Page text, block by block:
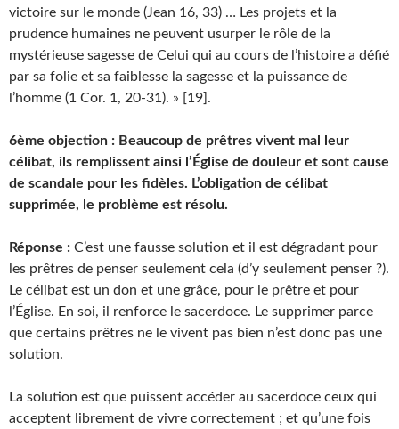
victoire sur le monde (Jean 16, 33) … Les projets et la
prudence humaines ne peuvent usurper le rôle de la
mystérieuse sagesse de Celui qui au cours de l’histoire a défié
par sa folie et sa faiblesse la sagesse et la puissance de
l’homme (1 Cor. 1, 20-31). » [19].
6ème objection : Beaucoup de prêtres vivent mal leur
célibat, ils remplissent ainsi l’Église de douleur et sont cause
de scandale pour les fidèles. L’obligation de célibat
supprimée, le problème est résolu.
Réponse : C’est une fausse solution et il est dégradant pour
les prêtres de penser seulement cela (d’y seulement penser ?).
Le célibat est un don et une grâce, pour le prêtre et pour
l’Église. En soi, il renforce le sacerdoce. Le supprimer parce
que certains prêtres ne le vivent pas bien n’est donc pas une
solution.
La solution est que puissent accéder au sacerdoce ceux qui
acceptent librement de vivre correctement ; et qu’une fois